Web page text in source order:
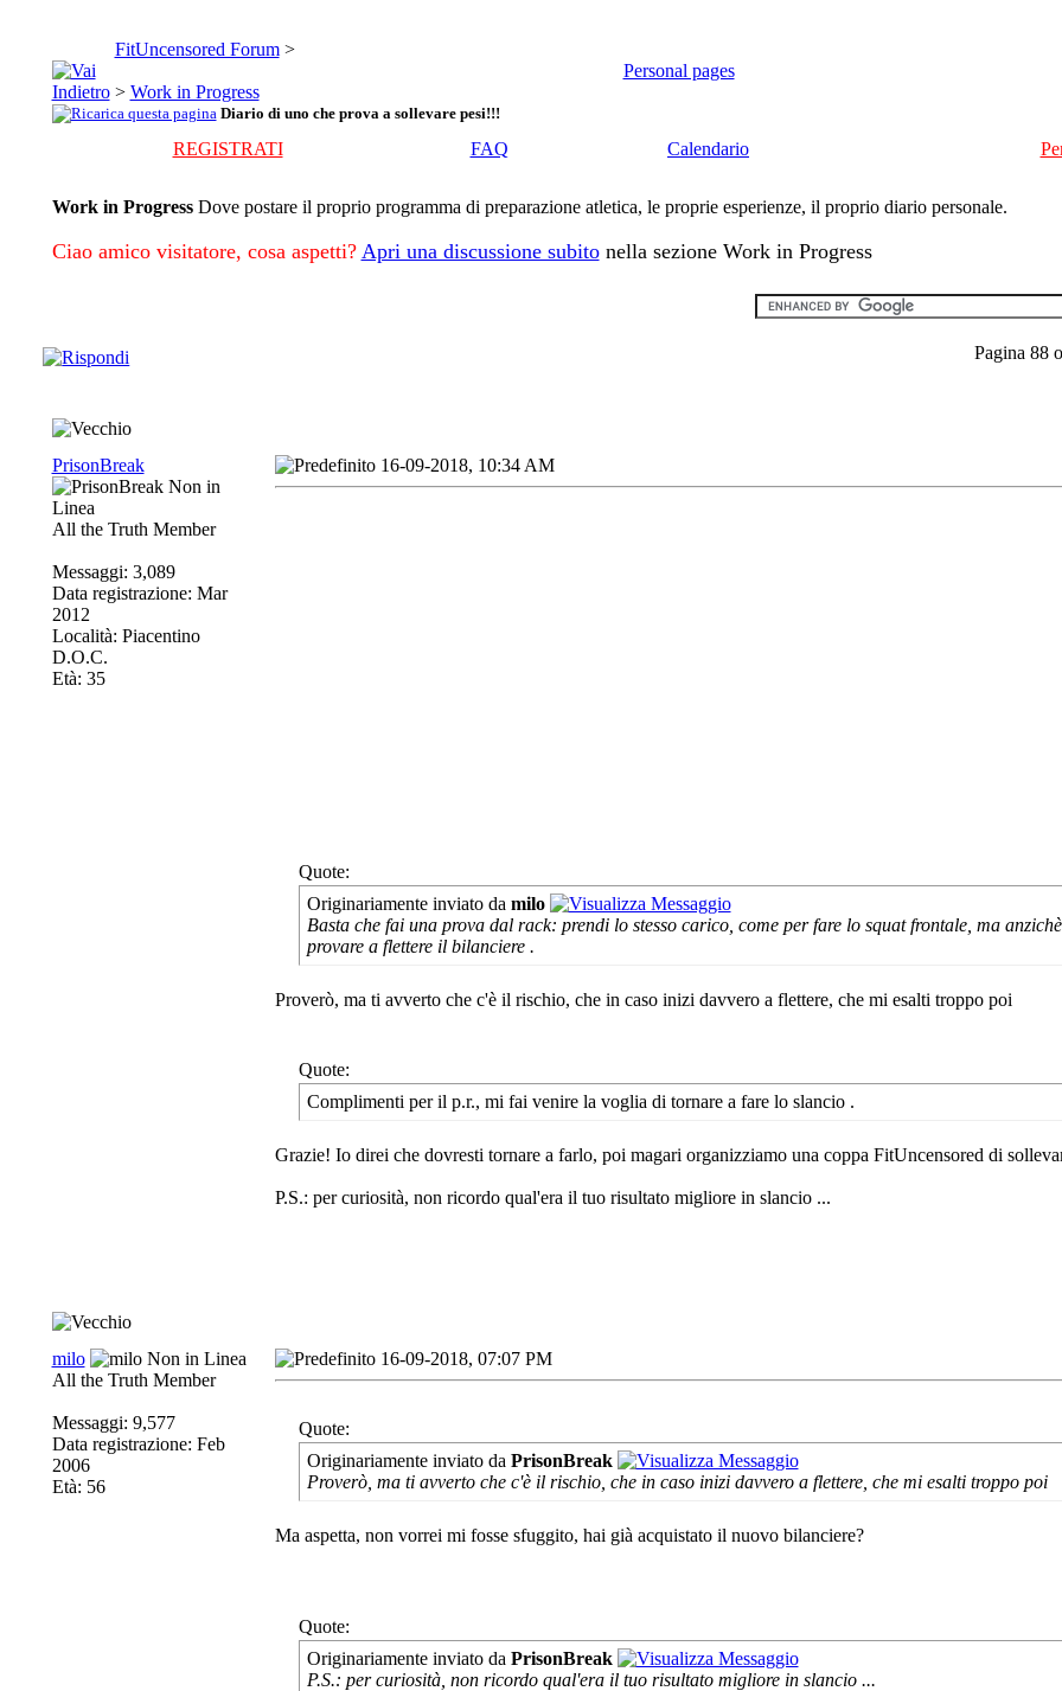
FitUncensored Forum >
Personal pages
> Work in Progress
Diario di uno che prova a sollevare pesi!!!
REGISTRATI FAQ Calendario
Work in Progress Dove postare il proprio programma di preparazione atletica, le proprie esperienze, il proprio diario personale.
Ciao amico visitatore, cosa aspetti? Apri una discussione subitonella sezione Work in Progress
Pagina 88
PrisonBreak
All the Truth Member
Messaggi: 3,089
Data registrazione: Mar
2012
Località: Piacentino
D.O.C.
Età: 35
16-09-2018, 10:34 AM
Quote:
Originariamente inviato da milo
Basta che fai una prova dal rack: prendi lo stesso carico, come per fare lo squat frontale, ma
provare a flettere il bilanciere .
Proverò, ma ti avverto che c'è il rischio, che in caso inizi davvero a flettere, che mi esalti troppo poi
Quote:
Complimenti per il p.r., mi fai venire la voglia di tornare a fare lo slancio .
Grazie! Io direi che dovresti tornare a farlo, poi magari organizziamo una coppa FitUncensored di
P.S.: per curiosità, non ricordo qual'era il tuo risultato migliore in slancio ...
milo
All the Truth Member
Messaggi: 9,577
Data registrazione: Feb
2006
Età: 56
16-09-2018, 07:07 PM
Quote:
Originariamente inviato da PrisonBreak
Proverò, ma ti avverto che c'è il rischio, che in caso inizi davvero a flettere, che mi esalti troppo poi
Ma aspetta, non vorrei mi fosse sfuggito, hai già acquistato il nuovo bilanciere?
Quote:
Originariamente inviato da PrisonBreak
P.S.: per curiosità, non ricordo qual'era il tuo risultato migliore in slancio ...